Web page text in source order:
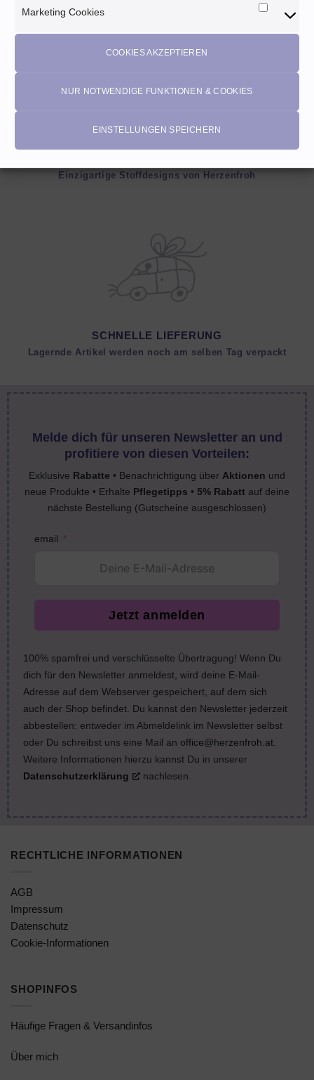
Marketing Cookies
Cookies
COOKIES AKZEPTIEREN
NUR NOTWENDIGE FUNKTIONEN & COOKIES
EINSTELLUNGEN SPEICHERN
Einzigartige Stoffdesigns von Herzenfroh
SCHNELLE LIEFERUNG
Lagernde Artikel werden noch am selben Tag verpackt
Melde dich für unseren Newsletter an und
profitiere von diesen Vorteilen:
Exklusive Rabatte • Benachrichtigung über Aktionen und
neue Produkte • Erhalte Pflegetipps • 5% Rabatt auf deine
nächste Bestellung (Gutscheine ausgeschlossen)
email
Jetzt anmelden
100% spamfrei und verschlüsselte Übertragung! Wenn Du
dich für den Newsletter anmeldest, wird deine E-Mail-
Adresse auf dem Webserver gespeichert, auf dem sich
auch der Shop befindet. Du kannst den Newsletter jederzeit
abbestellen: entweder im Abmeldelink im Newsletter selbst
oder Du schreibst uns eine Mail an office@herzenfroh.at.
Weitere Informationen hierzu kannst Du in unserer
Datenschutzerklärung
nachlesen.
RECHTLICHE INFORMATIONEN
AGB
Impressum
Datenschutz
Cookie-Informationen
SHOPINFOS
Häufige Fragen & Versandinfos
Über mich